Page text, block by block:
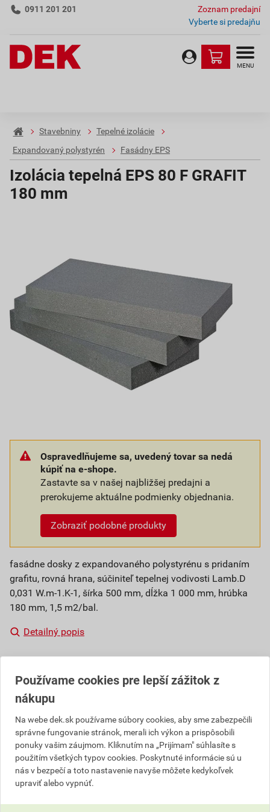
0911 201 201
Zoznam predajní
Vyberte si predajňu
MENU
Stavebniny
Tepelné izolácie
Expandovaný polystyrén
Fasádny EPS
Izolácia tepelná EPS 80 F GRAFIT
180 mm
Ospravedlňujeme sa, uvedený tovar sa nedá
kúpiť na e-shope.
Zastavte sa v našej najbližšej predajni a
prerokujeme aktuálne podmienky objednania.
Zobraziť podobné produkty
fasádne dosky z expandovaného polystyrénu s pridaním
grafitu, rovná hrana, súčiniteľ tepelnej vodivosti Lamb.D
0,031 W.m-1.K-1, šírka 500 mm, dĺžka 1 000 mm, hrúbka
180 mm, 1,5 m2/bal.
Detailný popis
VýrobcaSLOVIZOL
Popis
Samozhášavé stabilizované fasádne dosky na
použitie v kontaktnom zatepľovacom systéme s
lepšími tepelnoizolačnými vlastnosťami oproti
bežnému fasádnemu polystyrénu.
Používame cookies pre lepší zážitok z
nákupu
Na webe dek.sk používame súbory cookies, aby sme zabezpečili
správne fungovanie stránok, merali ich výkon a prispôsobili
ponuky vašim záujmom. Kliknutím na „Prijímam" súhlasíte s
použitím všetkých typov cookies. Poskytnuté informácie sú u
nás v bezpečí a toto nastavenie navyše môžete kedykoľvek
upraviť alebo vypnúť.